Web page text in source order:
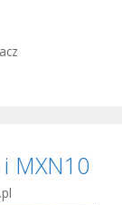
MXN10